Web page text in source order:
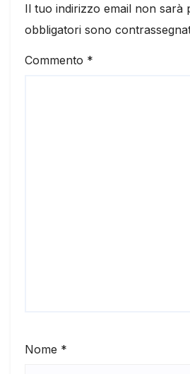
Il tuo indirizzo email non sarà
obbligatori sono
Commento *
Nome *